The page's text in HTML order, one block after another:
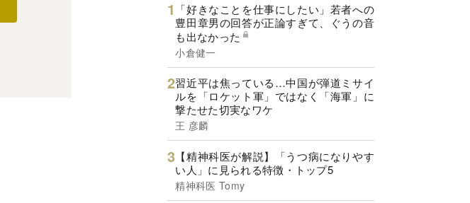
「好きなことを仕事にしたい」若者への
豊田章男の回答が正論すぎて、ぐうの音
も出なかった
小倉健一
習近平は焦っている…中国が弾道ミサイ
ルを「ロケット軍」ではなく「海軍」に
撃たせた切実なワケ
王 彦麟
【精神科医が解説】「うつ病になりやす
い人」に見られる特徴・トップ5
精神科医 Tomy